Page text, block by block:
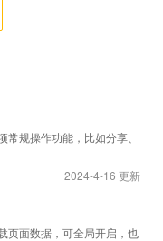
规操作功能，比如分享、
2024-4-16 更新
页面数据，可全局开启，也